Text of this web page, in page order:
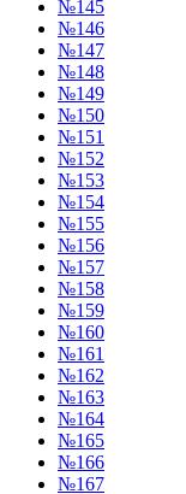
№145
№146
№147
№148
№149
№150
№151
№152
№153
№154
№155
№156
№157
№158
№159
№160
№161
№162
№163
№164
№165
№166
№167